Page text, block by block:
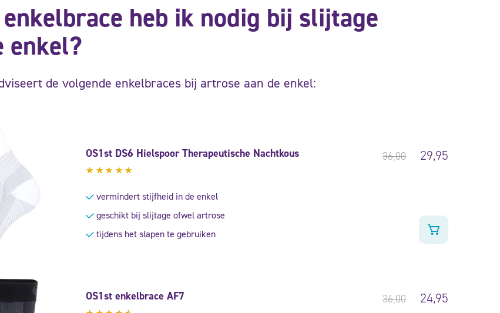
heb ik nodig bij slijtage
enkel?
de volgende enkelbraces bij artrose aan de enkel:
OS1st DS6 Hielspoor Therapeutische Nachtkous 36,00 29,95
uit
5 vermindert stijfheid in de enkel
geschikt bij slijtage ofwel artrose
tijdens het slapen te gebruiken
OS1st enkelbrace AF7 36,00 24,95